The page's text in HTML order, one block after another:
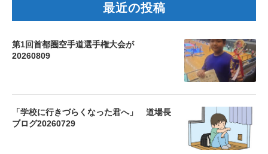
最近の投稿
第1回首都圏空手道選手権大会が
20260809
「学校に行きづらくなった君へ」 道場長
ブログ20260729